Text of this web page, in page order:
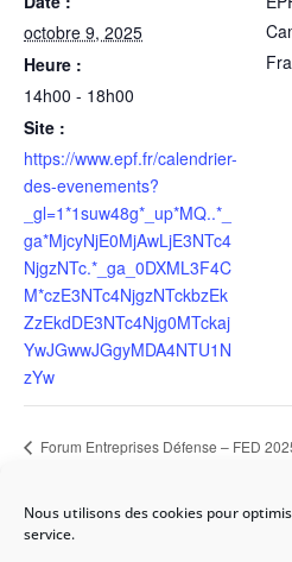
Nous utilisons des cookies pour
service.
octobre 9, 2025
Heure :
14h00 - 18h00
Site :
https://www.epf.fr/calendrier-
des-evenements?
_gl=1*1suw48g*_up*MQ..*_
ga*MjcyNjE0MjAwLjE3NTc4
NjgzNTc.*_ga_0DXML3F4C
M*czE3NTc4NjgzNTckbzEk
ZzEkdDE3NTc4Njg0MTckaj
YwJGwwJGgyMDA4NTU1N
zYw
Forum Entreprises Défense – FED